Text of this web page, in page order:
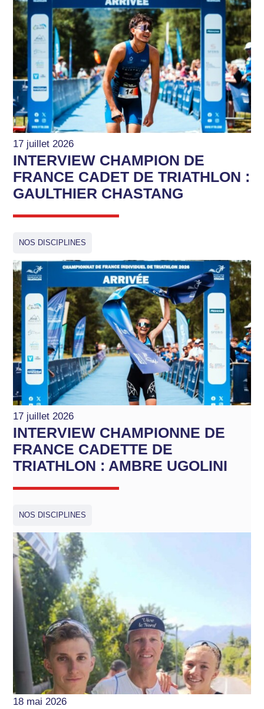
17 juillet 2026
INTERVIEW CHAMPION DE
FRANCE CADET DE TRIATHLON :
GAULTHIER CHASTANG
NOS DISCIPLINES
17 juillet 2026
INTERVIEW CHAMPIONNE DE
FRANCE CADETTE DE
TRIATHLON : AMBRE UGOLINI
NOS DISCIPLINES
18 mai 2026